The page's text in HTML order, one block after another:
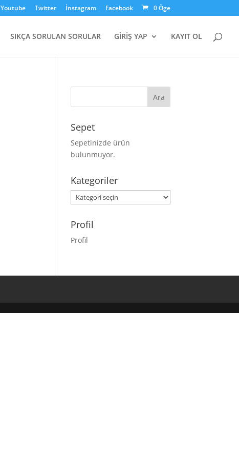
Youtube Twitter İnstagram Facebook 0 Öge
SIKÇA SORULAN SORULAR GİRİŞ YAP KAYIT OL
Sepet
Sepetinizde ürün
bulunmuyor.
Kategoriler
Kategoriler
Profil
Profil